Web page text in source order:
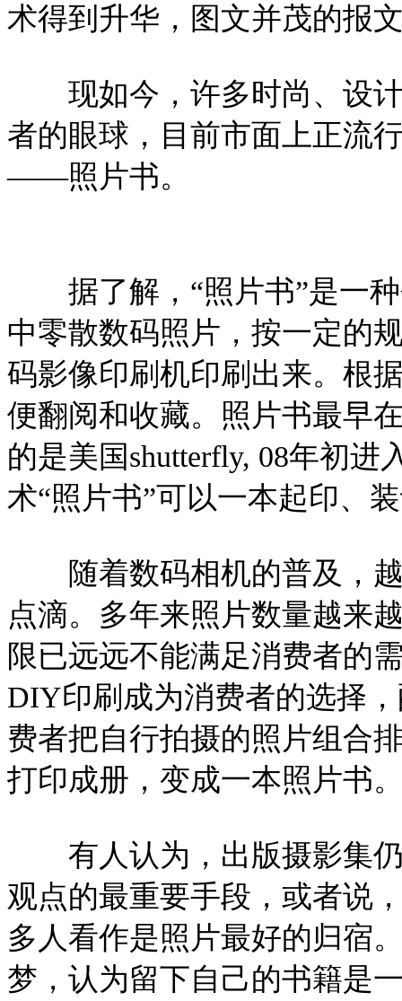
术得到升华，图文并茂的报
现如今，许多时尚、设计
者的眼球，目前市面上正流
——照片书。
据了解，“照片书”是一种
中零散数码照片，按一定的
码影像印刷机印刷出来。根
便翻阅和收藏。照片书最早
的是美国shutterfly, 08年初
术“照片书”可以一本起印、
随着数码相机的普及，越
点滴。多年来照片数量越来
限已远远不能满足消费者的
DIY印刷成为消费者的选择
费者把自行拍摄的照片组合
打印成册，变成一本照片书
有人认为，出版摄影集仍
观点的最重要手段，或者说
多人看作是照片最好的归宿
梦，认为留下自己的书籍是